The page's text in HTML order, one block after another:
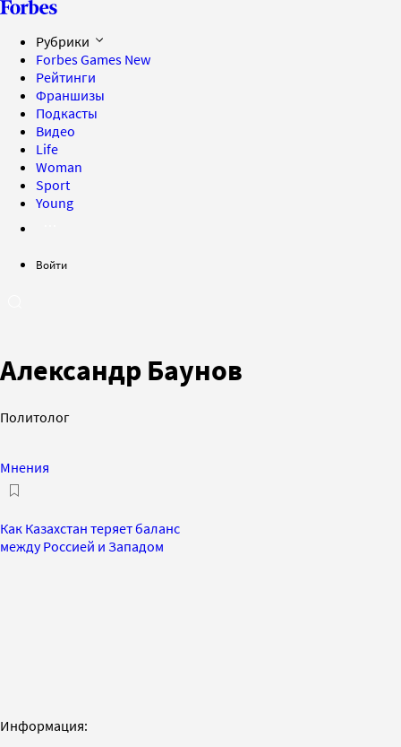
Рубрики
Forbes Games New
Рейтинги
Франшизы
Подкасты
Видео
Life
Woman
Sport
Young
Войти
Александр Баунов
Политолог
Мнения
Как Казахстан теряет баланс
между Россией и Западом
Информация: